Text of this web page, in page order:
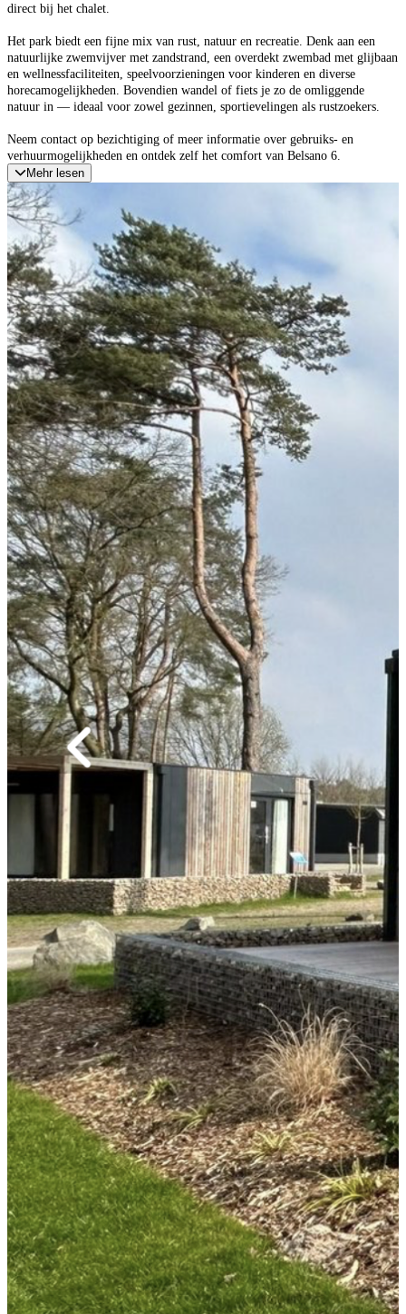
direct bij het chalet.
Het park biedt een fijne mix van rust, natuur en recreatie. Denk aan een
natuurlijke zwemvijver met zandstrand, een overdekt zwembad met glijbaan
en wellnessfaciliteiten, speelvoorzieningen voor kinderen en diverse
horecamogelijkheden. Bovendien wandel of fiets je zo de omliggende
natuur in — ideaal voor zowel gezinnen, sportievelingen als rustzoekers.
Neem contact op bezichtiging of meer informatie over gebruiks- en
verhuurmogelijkheden en ontdek zelf het comfort van Belsano 6.
Mehr lesen